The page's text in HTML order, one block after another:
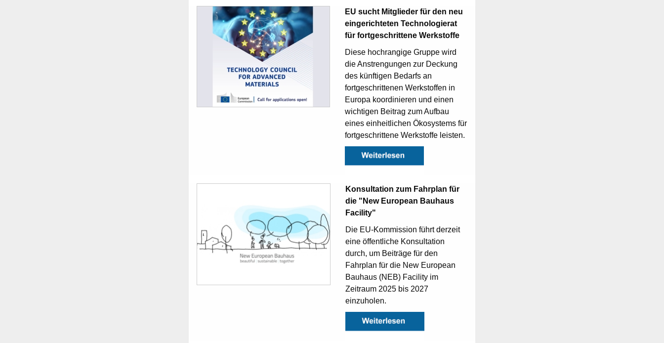
EU sucht Mitglieder für den neu
eingerichteten Technologierat
für fortgeschrittene Werkstoffe
Diese hochrangige Gruppe wird
die Anstrengungen zur Deckung
des künftigen Bedarfs an
fortgeschrittenen Werkstoffen in
Europa koordinieren und einen
wichtigen Beitrag zum Aufbau
eines einheitlichen Ökosystems für
fortgeschrittene Werkstoffe leisten.
Konsultation zum Fahrplan für
die "New European Bauhaus
Facility"
Die EU-Kommission führt derzeit
eine öffentliche Konsultation
durch, um Beiträge für den
Fahrplan für die New European
Bauhaus (NEB) Facility im
Zeitraum 2025 bis 2027
einzuholen.